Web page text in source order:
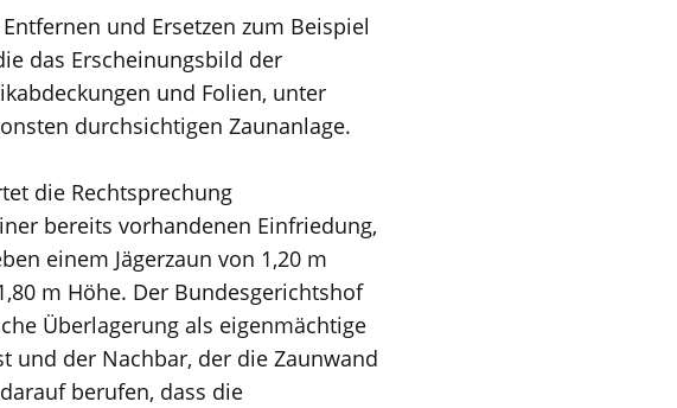
und Ersetzen zum Beispiel
das Erscheinungsbild der
und Folien, unter
durchsichtigen Zaunanlage.
die Rechtsprechung
bereits vorhandenen Einfriedung,
einem Jägerzaun von 1,20 m
m Höhe. Der Bundesgerichtshof
Überlagerung als eigenmächtige
und der Nachbar, der die Zaunwand
berufen, dass die